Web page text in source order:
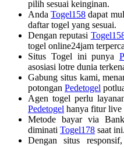
pilih sesuai keinginan.
AndaTogel158 dapat
daftar togel yang sesuai.
Dengan reputasi
togel online24jam
Situs Togel ini punya
asosiasi lotre dunia
Gabung situs kami,
potongan Pedetogel
Agen togel perlu
Pedetogel hanya fitur live
Metode bayar via
diminati Togel178 saat ini.
Dengan situs